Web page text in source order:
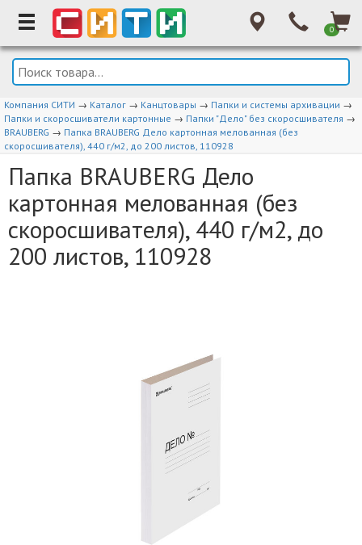
0
Компания СИТИ → Каталог → Канцтовары → Папки и системы архивации →
Папки и скоросшиватели картонные → Папки "Дело" без скоросшивателя →
BRAUBERG → Папка BRAUBERG Дело картонная мелованная (без
скоросшивателя), 440 г/м2, до 200 листов, 110928
Папка BRAUBERG Дело
картонная мелованная (без
скоросшивателя), 440 г/м2, до
200 листов, 110928